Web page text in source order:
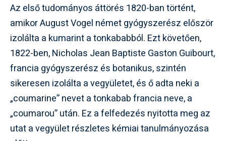
Az első tudományos áttörés 1820-ban történt,
amikor August Vogel német gyógyszerész először
izolálta a kumarint a tonkababból. Ezt követően,
1822-ben, Nicholas Jean Baptiste Gaston Guibourt,
francia gyógyszerész és botanikus, szintén
sikeresen izolálta a vegyületet, és ő adta neki a
„coumarine” nevet a tonkabab francia neve, a
„coumarou” után. Ez a felfedezés nyitotta meg az
utat a vegyület részletes kémiai tanulmányozása